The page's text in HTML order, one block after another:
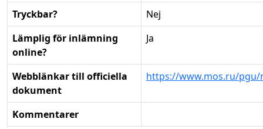
Tryckbar?
Nej
Lämplig för inlämning
online?
Ja
Webblänkar till officiella
dokument
https://www.mos.ru/
Kommentarer